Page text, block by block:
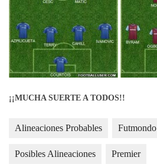
¡¡MUCHA SUERTE A TODOS!!
Alineaciones Probables Futmondo
Posibles Alineaciones Premier